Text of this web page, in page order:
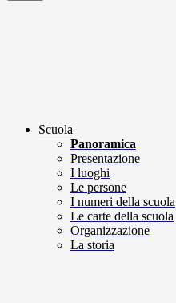
Scuola
Panoramica
Presentazione
I luoghi
Le persone
I numeri della scuola
Le carte della scuola
Organizzazione
La storia